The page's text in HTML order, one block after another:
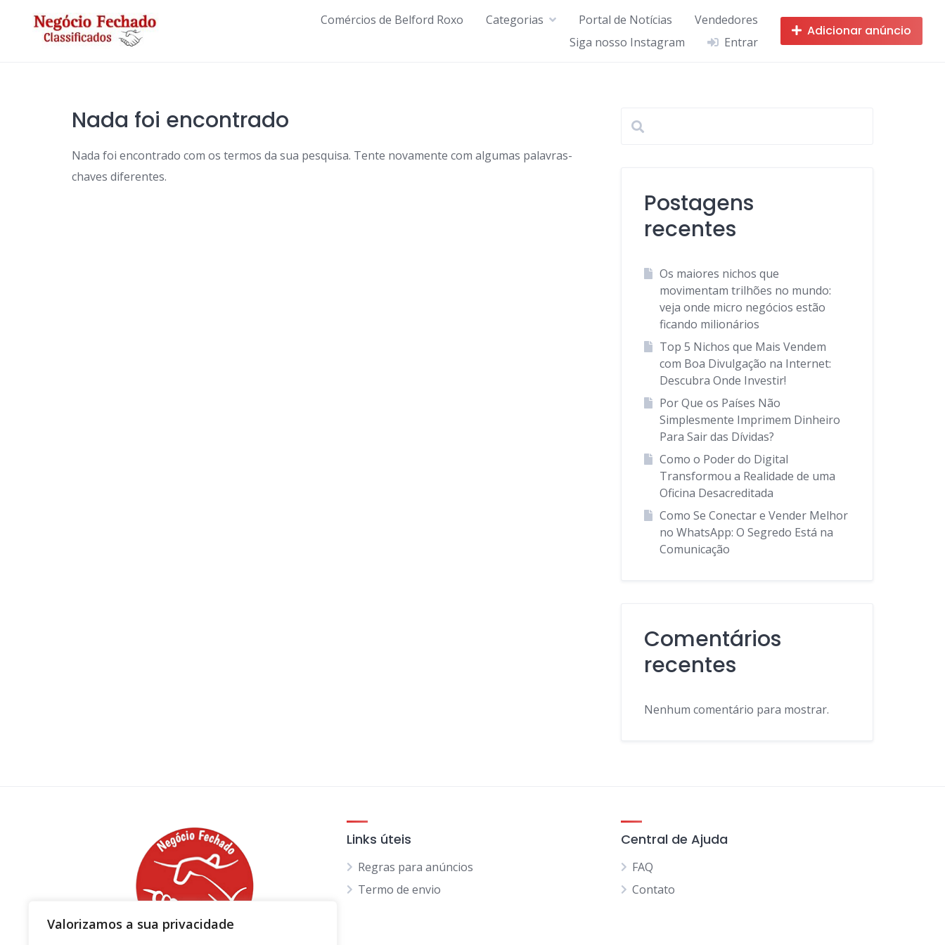
Valorizamos a sua privacidade
Comércios de Belford Roxo Categorias Portal de Notícias
Vendedores
Siga nosso Instagram
Entrar
Adicionar anúncio
Nada foi encontrado
Nada foi encontrado com os termos da sua pesquisa. Tente novamente com algumas palavras-
chaves diferentes.
Postagens
recentes
Os maiores nichos que
movimentam trilhões no mundo:
veja onde micro negócios estão
ficando milionários
Top 5 Nichos que Mais Vendem
com Boa Divulgação na Internet:
Descubra Onde Investir!
Por Que os Países Não
Simplesmente Imprimem Dinheiro
Para Sair das Dívidas?
Como o Poder do Digital
Transformou a Realidade de uma
Oficina Desacreditada
Como Se Conectar e Vender Melhor
no WhatsApp: O Segredo Está na
Comunicação
Comentários
recentes
Nenhum comentário para mostrar.
Links úteis
Regras para anúncios
Termo de envio
Central de Ajuda
FAQ
Contato